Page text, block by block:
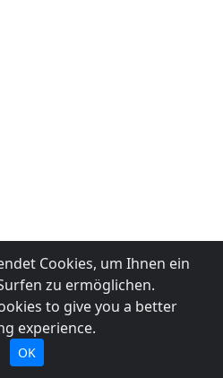
Cookies, um Ihnen ein
zu ermöglichen.
to give you a better
experience.
OK